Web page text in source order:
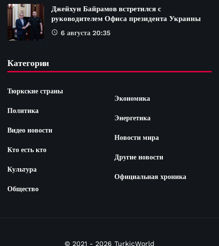
Джейхун Байрамов встретился с
руководителем Офиса президента Украины
6 августа 20:35
Категории
Тюркские страны
Политика
Видео новости
Кто есть кто
Культура
Общество
Экономика
Энергетика
Новости мира
Другие новости
Официальная хроника
© 2021 - 2026 TurkicWorld